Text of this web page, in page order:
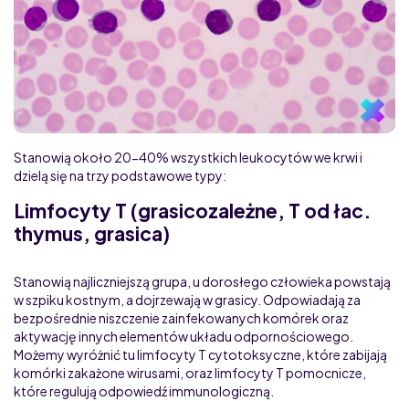
Stanowią około 20-40% wszystkich leukocytów we krwi i
dzielą się na trzy podstawowe typy:
Limfocyty T (grasicozależne, T od łac.
thymus, grasica)
Stanowią najliczniejszą grupa, u dorosłego człowieka powstają
w szpiku kostnym, a dojrzewają w grasicy. Odpowiadają za
bezpośrednie niszczenie zainfekowanych komórek oraz
aktywację innych elementów układu odpornościowego.
Możemy wyróżnić tu limfocyty T cytotoksyczne, które zabijają
komórki zakażone wirusami, oraz limfocyty T pomocnicze,
które regulują odpowiedź immunologiczną.